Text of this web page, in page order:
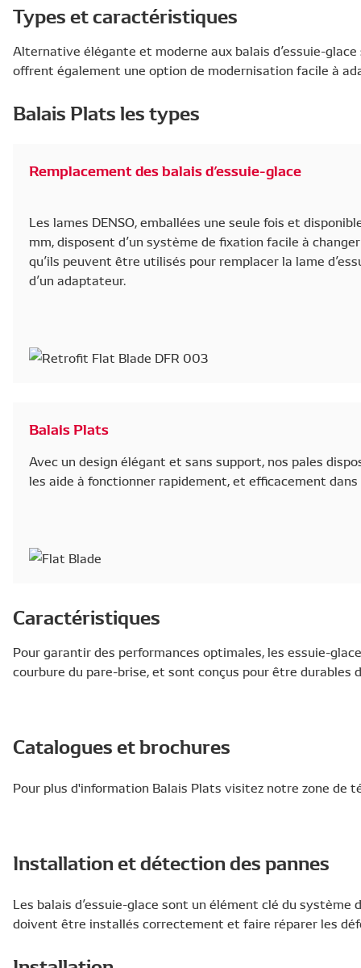
Types et caractéristiques
Alternative élégante et moderne aux balais d’essuie-
offrent également une option de modernisation facile à
Balais Plats les types
Remplacement des balais d’essuie-glace
Les lames DENSO, emballées une seule fois et
mm, disposent d’un système de fixation facile à
qu’ils peuvent être utilisés pour remplacer la lame
d’un adaptateur.
Balais Plats
Avec un design élégant et sans support, nos pales
les aide à fonctionner rapidement, et efficacement dans
Caractéristiques
Pour garantir des performances optimales, les essuie-
courbure du pare-brise, et sont conçus pour être
Catalogues et brochures
Pour plus d'information Balais Plats visitez notre zone de
Installation et détection des pannes
Les balais d’essuie-glace sont un élément clé du
doivent être installés correctement et faire réparer les